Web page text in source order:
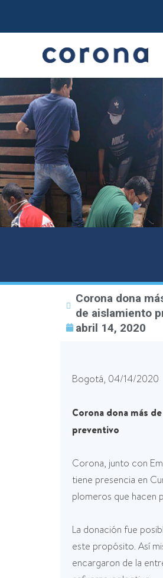
Corona dona
de aislamiento
abril 14, 2020
Bogotá, 04/14/2020
Corona dona más
preventivo
Corona, junto con
tiene presencia en
plomeros que hacen
La donación fue
este propósito. Así
encargaron de la